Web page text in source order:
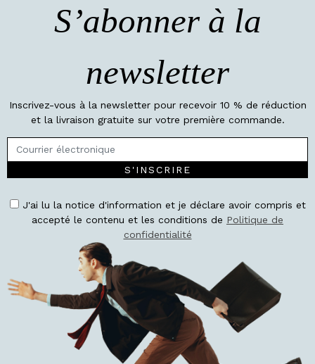
S’abonner à la
newsletter
Inscrivez-vous à la newsletter pour recevoir 10 % de réduction
et la livraison gratuite sur votre première commande.
S'INSCRIRE
J'ai lu la notice d'information et je déclare avoir compris et
accepté le contenu et les conditions de Politique de
confidentialité